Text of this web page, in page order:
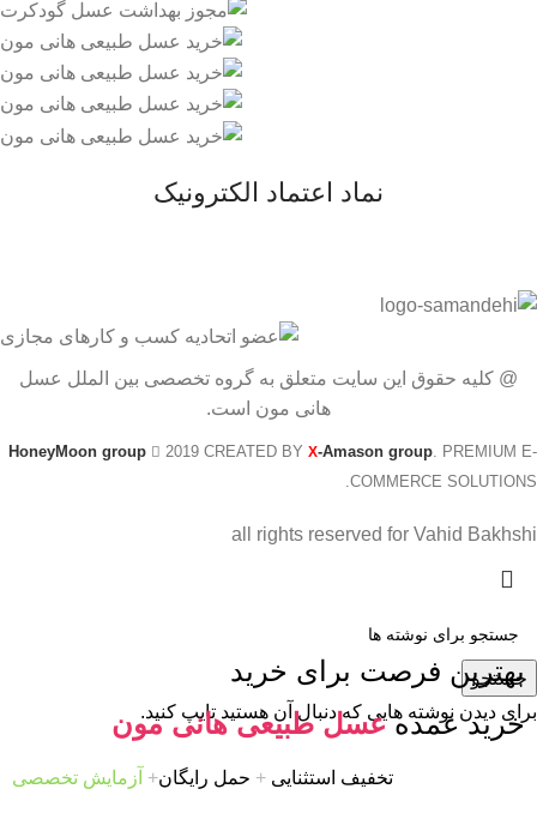
نماد اعتماد الکترونیک
@ کلیه حقوق این سایت متعلق به گروه تخصصی بین الملل عسل
هانی مون است.
HoneyMoon group 2019 CREATED BY X-Amason group. PREMIUM E-
COMMERCE SOLUTIONS.
all rights reserved for Vahid Bakhshi
جستجو
برای دیدن نوشته هایی که دنبال آن هستید تایپ کنید.
بهترین فرصت برای خرید
خرید عمدهعسل طبیعی هانی مون
تخفیف استثنایی + حمل رایگان+ آزمایش تخصصی